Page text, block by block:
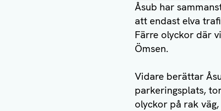
Åsub har
att endast elva
Färre olyckor där
Ömsen.
Vidare berättar
parkeringsplats,
olyckor på rak